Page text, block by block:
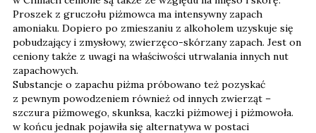
Proszek z gruczołu piżmowca ma intensywny zapach
amoniaku. Dopiero po zmieszaniu z alkoholem uzyskuje się
pobudzający i zmysłowy, zwierzęco-skórzany zapach. Jest on
ceniony także z uwagi na właściwości utrwalania innych nut
zapachowych.
Substancje o zapachu piżma próbowano też pozyskać
z pewnym powodzeniem również od innych zwierząt –
szczura piżmowego, skunksa, kaczki piżmowej i piżmowoła.
w końcu jednak pojawiła się alternatywa w postaci